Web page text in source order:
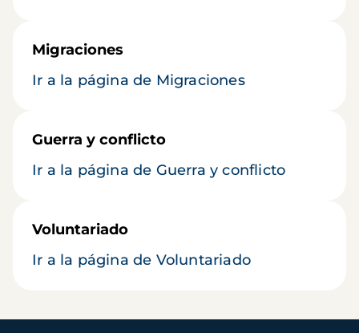
Migraciones
Ir a la página de Migraciones
Guerra y conflicto
Ir a la página de Guerra y conflicto
Voluntariado
Ir a la página de Voluntariado